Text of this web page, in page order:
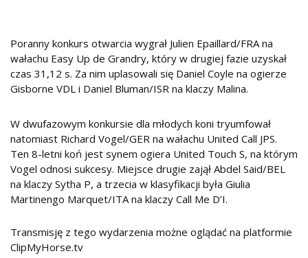
Poranny konkurs otwarcia wygrał Julien Epaillard/FRA na
wałachu Easy Up de Grandry, który w drugiej fazie uzyskał
czas 31,12 s. Za nim uplasowali się Daniel Coyle na ogierze
Gisborne VDL i Daniel Bluman/ISR na klaczy Malina.
W dwufazowym konkursie dla młodych koni tryumfował
natomiast Richard Vogel/GER na wałachu United Call JPS.
Ten 8-letni koń jest synem ogiera United Touch S, na którym
Vogel odnosi sukcesy. Miejsce drugie zajął Abdel Said/BEL
na klaczy Sytha P, a trzecia w klasyfikacji była Giulia
Martinengo Marquet/ITA na klaczy Call Me D’I.
Transmisję z tego wydarzenia możne oglądać na platformie
ClipMyHorse.tv